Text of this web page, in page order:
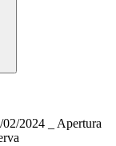
2024 _ Apertura